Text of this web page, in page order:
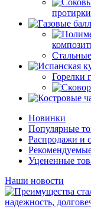
протирки
Горелки
Новинки
Популярные
Распродажи и
Уцененные
Наши новости